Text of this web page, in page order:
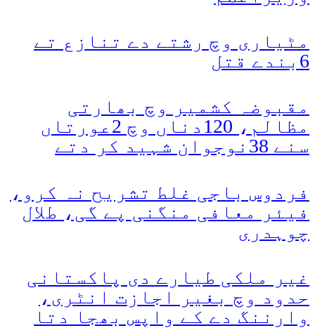
مٹیاری وچ رشتے دے تنازع تے
6بندے قتل
مقبوضہ کشمیر وچ بھارتی
مظالم، 120دناں وچ 2عورتاں
سنے 38نوجوان شہید کر دتے
فردوس باجی غلط تشریح نہ کرو،
فیئر معافی منگنی پے گی، طلال
چوہدری
غیر ملکی طیارے دی پاکستانی
حدود وچ بغیر اجازت انٹری،
وارننگ دے کے واپس بھجا دتا